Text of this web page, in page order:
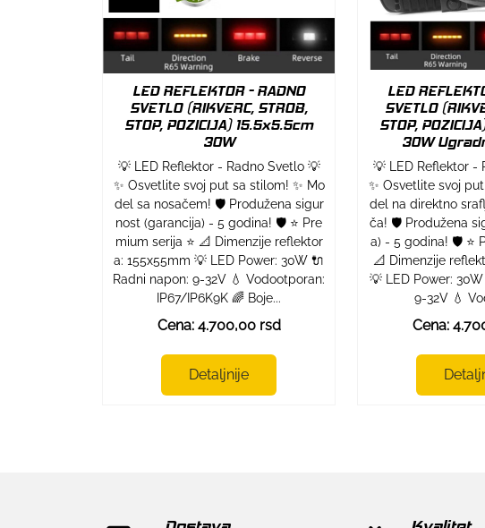
LED REFLEKTOR - RADNO
SVETLO (RIKVERC, STROB,
STOP, POZICIJA) 15.5x5.5cm
30W
💡 LED Reflektor - Radno Svetlo 💡
✨ Osvetlite svoj put sa stilom! ✨ Mo
del sa nosačem! 🛡️ Produžena sigur
nost (garancija) - 5 godina! 🛡️ ⭐ Pre
mium serija ⭐ 📐 Dimenzije reflektor
a: 155x55mm 💡 LED Power: 30W 🔌
Radni napon: 9-32V 💧 Vodootporan:
IP67/IP6K9K 🌈 Boje...
Cena: 4.700,00 rsd
Detaljnije
LED
SVETLO
STOP,
30W
💡 LED Reflektor -
✨ Osvetlite svoj
del na direktno
ča! 🛡️ Produžena
a) - 5 godina! 🛡️ ⭐
📐 Dimenzije
💡 LED Power:
9-32V 💧
Cena: